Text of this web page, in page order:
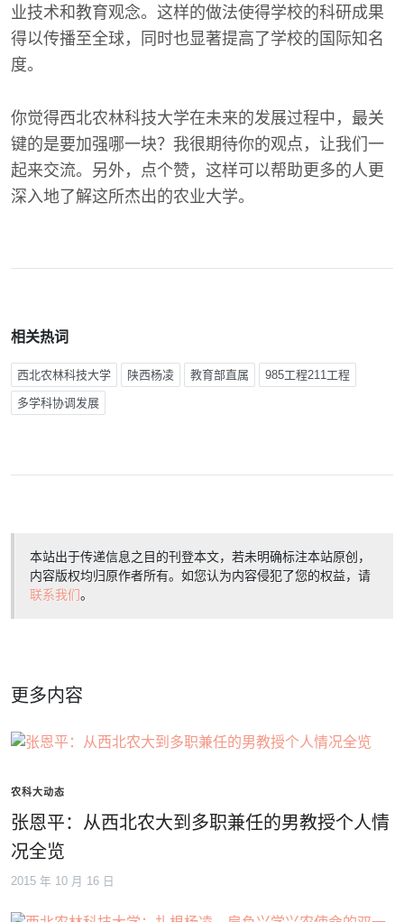
业技术和教育观念。这样的做法使得学校的科研成果
得以传播至全球，同时也显著提高了学校的国际知名
度。
你觉得西北农林科技大学在未来的发展过程中，最关
键的是要加强哪一块？我很期待你的观点，让我们一
起来交流。另外，点个赞，这样可以帮助更多的人更
深入地了解这所杰出的农业大学。
相关热词
西北农林科技大学 陕西杨凌 教育部直属 985工程211工程
多学科协调发展
本站出于传递信息之目的刊登本文，若未明确标注本站原创，
内容版权均归原作者所有。如您认为内容侵犯了您的权益，请
联系我们。
更多内容
农科大动态
张恩平：从西北农大到多职兼任的男教授个人情
况全览
2015 年 10 月 16 日